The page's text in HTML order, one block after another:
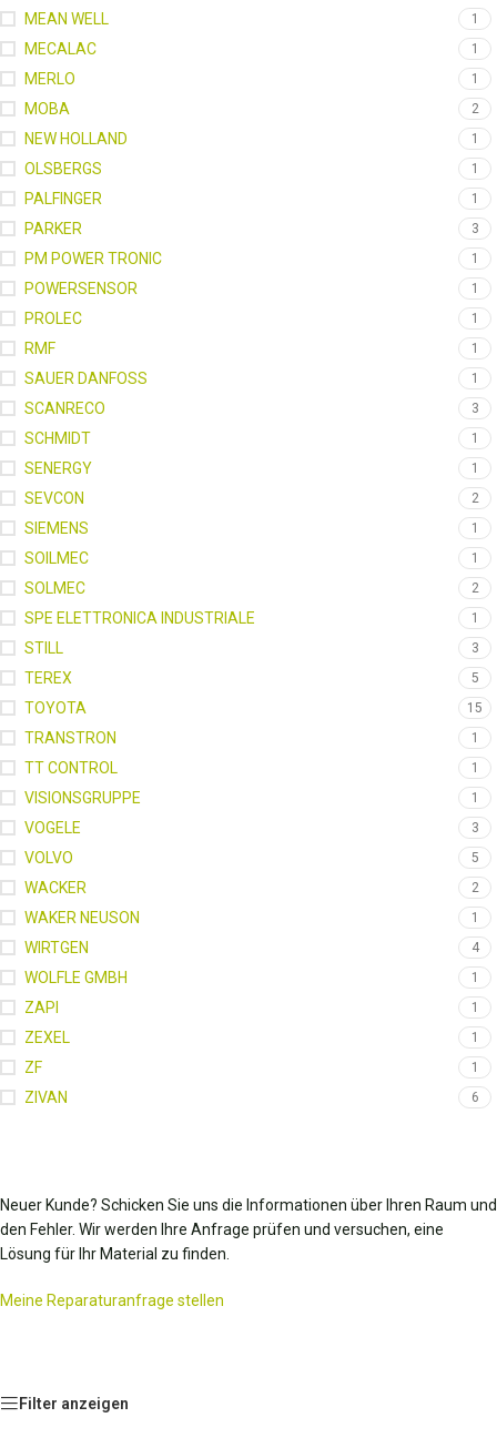
MEAN WELL 1
MECALAC 1
MERLO 1
MOBA 2
NEW HOLLAND 1
OLSBERGS 1
PALFINGER 1
PARKER 3
PM POWER TRONIC 1
POWERSENSOR 1
PROLEC 1
RMF 1
SAUER DANFOSS 1
SCANRECO 3
SCHMIDT 1
SENERGY 1
SEVCON 2
SIEMENS 1
SOILMEC 1
SOLMEC 2
SPE ELETTRONICA INDUSTRIALE 1
STILL 3
TEREX 5
TOYOTA 15
TRANSTRON 1
TT CONTROL 1
VISIONSGRUPPE 1
VOGELE 3
VOLVO 5
WACKER 2
WAKER NEUSON 1
WIRTGEN 4
WOLFLE GMBH 1
ZAPI 1
ZEXEL 1
ZF 1
ZIVAN 6
Neuer Kunde? Schicken Sie uns die Informationen über Ihren Raum und
den Fehler. Wir werden Ihre Anfrage prüfen und versuchen, eine
Lösung für Ihr Material zu finden.
Meine Reparaturanfrage stellen
Filter anzeigen